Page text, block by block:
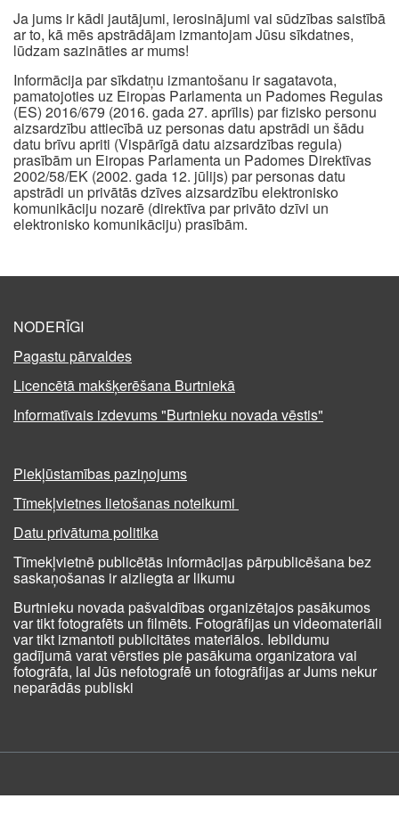
Ja jums ir kādi jautājumi, ierosinājumi vai sūdzības saistībā
ar to, kā mēs apstrādājam izmantojam Jūsu sīkdatnes,
lūdzam sazināties ar mums!
Informācija par sīkdatņu izmantošanu ir sagatavota,
pamatojoties uz Eiropas Parlamenta un Padomes Regulas
(ES) 2016/679 (2016. gada 27. aprīlis) par fizisko personu
aizsardzību attiecībā uz personas datu apstrādi un šādu
datu brīvu apriti (Vispārīgā datu aizsardzības regula)
prasībām un Eiropas Parlamenta un Padomes Direktīvas
2002/58/EK (2002. gada 12. jūlijs) par personas datu
apstrādi un privātās dzīves aizsardzību elektronisko
komunikāciju nozarē (direktīva par privāto dzīvi un
elektronisko komunikāciju) prasībām.
NODERĪGI
Pagastu pārvaldes
Licencētā makšķerēšana Burtniekā
Informatīvais izdevums "Burtnieku novada vēstis"
Piekļūstamības paziņojums
Tīmekļvietnes lietošanas noteikumi
Datu privātuma politika
Tīmekļvietnē publicētās informācijas pārpublicēšana bez
saskaņošanas ir aizliegta ar likumu
Burtnieku novada pašvaldības organizētajos pasākumos
var tikt fotografēts un filmēts. Fotogrāfijas un videomateriāli
var tikt izmantoti publicitātes materiālos. Iebildumu
gadījumā varat vērsties pie pasākuma organizatora vai
fotogrāfa, lai Jūs nefotografē un fotogrāfijas ar Jums nekur
neparādās publiski